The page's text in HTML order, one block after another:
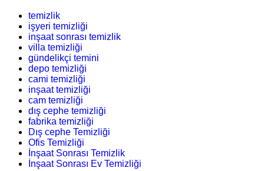
temizlik
işyeri temizliği
inşaat sonrası temizlik
villa temizliği
gündelikçi temini
depo temizliği
cami temizliği
inşaat temizliği
cam temizliği
dış cephe temizliği
fabrika temizliği
Dış cephe Temizliği
Ofis Temizliği
İnşaat Sonrası Temizlik
İnşaat Sonrası Ev Temizliği